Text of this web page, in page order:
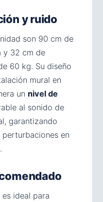
y ruido
son 90 cm de
y 32 cm de
60 kg. Su diseño
mural en
un nivel de
al sonido de
garantizando
en
ideal para